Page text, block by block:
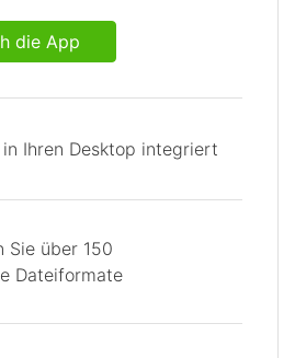
die App
Ihren Desktop integriert
Sie über 150
Dateiformate